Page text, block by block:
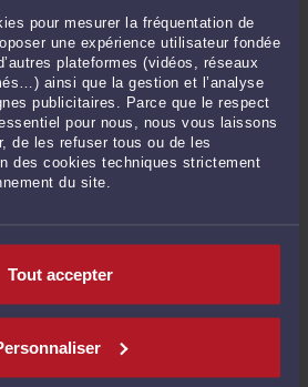
pour mesurer la fréquentation de
une expérience utilisateur fondée
plateformes (vidéos, réseaux
ainsi que la gestion et l’analyse
publicitaires. Parce que le respect
pour nous, nous vous laissons
de les refuser tous ou de les
des cookies techniques strictement
du site.
Tout accepter